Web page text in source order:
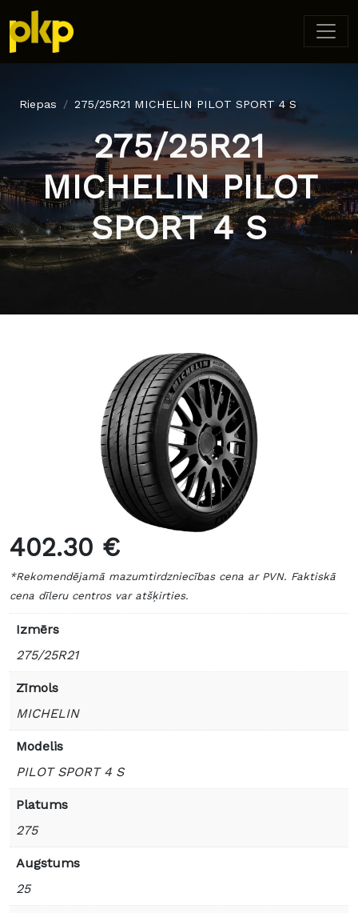
Riepas 275/25R21 MICHELIN PILOT SPORT 4 S
275/25R21
MICHELIN PILOT
SPORT 4 S
402.30 €
*Rekomendējamā mazumtirdzniecības cena ar PVN. Faktiskā
cena dīleru centros var atšķirties.
Izmērs
275/25R21
Zīmols
MICHELIN
Modelis
PILOT SPORT 4 S
Platums
275
Augstums
25